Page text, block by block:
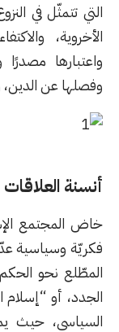
التي تتمثّل في
الأخروية،
واعتبارها مصدرًا
وفصلها عن الدين،
أنسنة العلاقات
خاض المجتمع
فكريّة وسياسية
المطّلع نحو
الجدد، أو
السياسي، حيث